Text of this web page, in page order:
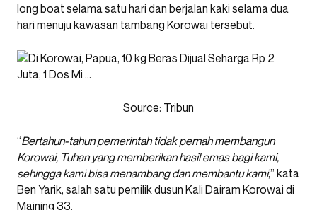
long boat selama satu hari dan berjalan kaki selama dua
hari menuju kawasan tambang Korowai tersebut.
Source: Tribun
“Bertahun-tahun pemerintah tidak pernah membangun
Korowai, Tuhan yang memberikan hasil emas bagi kami,
sehingga kami bisa menambang dan membantu kami,” kata
Ben Yarik, salah satu pemilik dusun Kali Dairam Korowai di
Maining 33.